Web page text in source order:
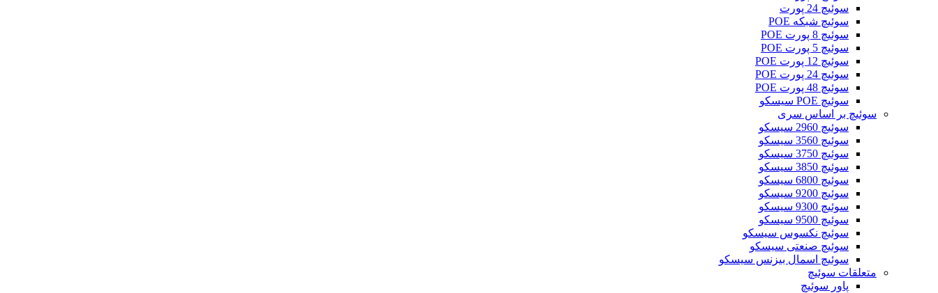
سوئیچ 24 پورت
سوئیچ شبکه POE
سوئیچ 8 پورت POE
سوئیچ 5 پورت POE
سوئیچ 12 پورت POE
سوئیچ 24 پورت POE
سوئیچ 48 پورت POE
سوئیچ POE سیسکو
سوئیچ بر اساس سری
سوئیچ 2960 سیسکو
سوئیچ 3560 سیسکو
سوئیچ 3750 سیسکو
سوئیچ 3850 سیسکو
سوئیچ 6800 سیسکو
سوئیچ 9200 سیسکو
سوئیچ 9300 سیسکو
سوئیچ 9500 سیسکو
سوئیچ نکسوس سیسکو
سوئیچ صنعتی سیسکو
سوئیچ اسمال بیزنس سیسکو
متعلقات سوئیچ
پاور سوئیچ